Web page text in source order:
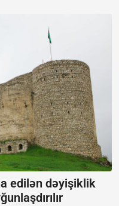
edilən dəyişiklik